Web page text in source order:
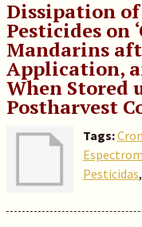
Dissipation
Pesticides on
Mandarins
Application,
When Stored
Postharvest
Tags:
Pesticidas,